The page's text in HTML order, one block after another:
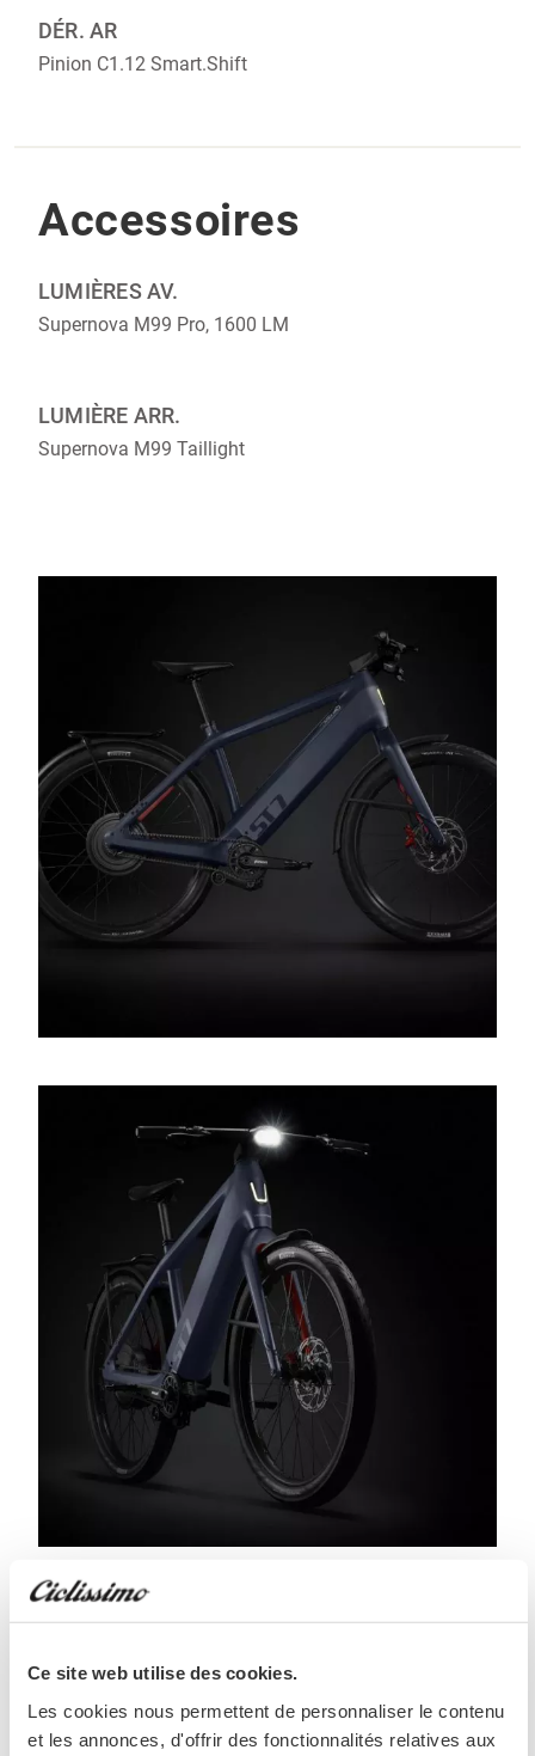
Ce site web utilise des cookies.
Les cookies nous permettent de personnaliser le contenu
et les annonces, d'offrir des fonctionnalités relatives aux
DÉR. AR
Pinion C1.12 Smart.Shift
Accessoires
LUMIÈRES AV.
Supernova M99 Pro, 1600 LM
LUMIÈRE ARR.
Supernova M99 Taillight